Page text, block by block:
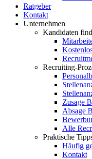
Ratgeber
Kontakt
Unternehmen
Kandidaten
Recruiting-
Zusage
Absage
Alle
Praktische
Häufig
Kontakt